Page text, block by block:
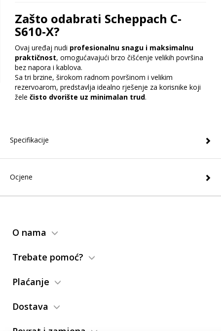
Zašto odabrati Scheppach C-
S610-X?
Ovaj uređaj nudi profesionalnu snagu i maksimalnu
praktičnost, omogućavajući brzo čišćenje velikih površina
bez napora i kablova.
Sa tri brzine, širokom radnom površinom i velikim
rezervoarom, predstavlja idealno rješenje za korisnike koji
žele čisto dvorište uz minimalan trud.
Specifikacije
Ocjene
O nama
Trebate pomoć?
Plaćanje
Dostava